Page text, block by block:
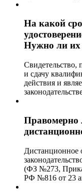
На какой
Нужно ли их
Свидетельство,
и сдачу
действия и
Правомерно
Дистанционное
(ФЗ №273,
РФ №816 от 23